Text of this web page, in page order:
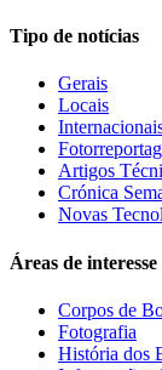
Tipo de notícias
Gerais
Locais
Artigos
Crónica
Novas
Áreas de interesse
Corpos de
Fotografia
História dos